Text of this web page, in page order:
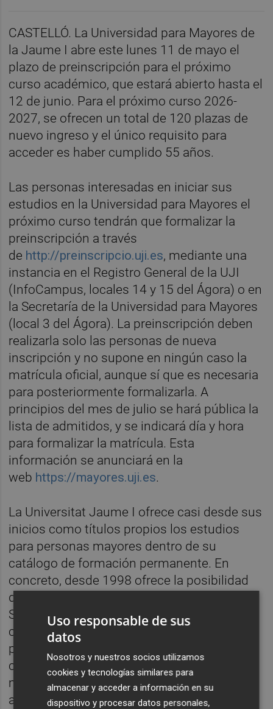
CASTELLÓ. La Universidad para Mayores de
la Jaume I abre este lunes 11 de mayo el
plazo de preinscripción para el próximo
curso académico, que estará abierto hasta el
12 de junio. Para el próximo curso 2026-
2027, se ofrecen un total de 120 plazas de
nuevo ingreso y el único requisito para
acceder es haber cumplido 55 años.
Las personas interesadas en iniciar sus
estudios en la Universidad para Mayores el
próximo curso tendrán que formalizar la
preinscripción a través
de http://preinscripcio.uji.es, mediante una
instancia en el Registro General de la UJI
(InfoCampus, locales 14 y 15 del Ágora) o en
la Secretaría de la Universidad para Mayores
(local 3 del Ágora). La preinscripción deben
realizarla solo las personas de nueva
inscripción y no supone en ningún caso la
matrícula oficial, aunque sí que es necesaria
para posteriormente formalizarla. A
principios del mes de julio se hará pública la
lista de admitidos, y se indicará día y hora
para formalizar la matrícula. Esta
información se anunciará en la
web https://mayores.uji.es.
La Universitat Jaume I ofrece casi desde sus
inicios como títulos propios los estudios
para personas mayores dentro de su
catálogo de formación permanente. En
concreto, desde 1998 ofrece la posibilidad
de acceder al título Graduado Universitario
Senior en Ciencias Humanas y Sociales y
cursar posteriormente alguno de los
posgrados sénior que se imparten en el
campus de Castellón. Junto con las
materias troncales y obligatorias, el
alumnado puede elegir entre diferentes
Uso responsable de sus
datos
Nosotros y nuestros socios utilizamos
cookies y tecnologías similares para
almacenar y acceder a información en su
dispositivo y procesar datos personales,